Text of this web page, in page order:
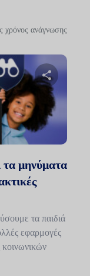
χρόνος ανάγνωσης
μηνύματα
τα παιδιά
εφαρμογές